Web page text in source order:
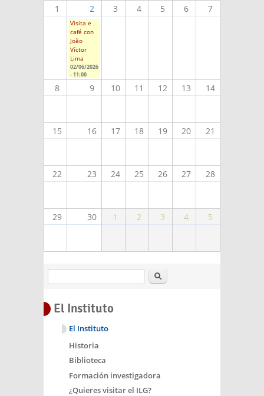
1 2 3 4 5 6 7
Visita e
café con
João
Víctor
Lima
02/06/2026
- 11:00
8 9 10 11 12 13 14
15 16 17 18 19 20 21
22 23 24 25 26 27 28
29 30 1 2 3 4 5
Buscar
El Instituto
El Instituto
Historia
Biblioteca
Formación investigadora
¿Quieres visitar el ILG?